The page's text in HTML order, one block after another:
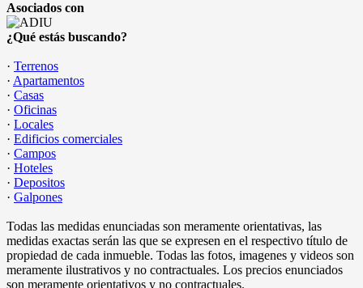
Asociados con
¿Qué estás buscando?
· Terrenos
· Apartamentos
· Casas
· Oficinas
· Locales
· Edificios comerciales
· Campos
· Hoteles
· Depositos
· Galpones
Todas las medidas enunciadas son meramente orientativas, las
medidas exactas serán las que se expresen en el respectivo título de
propiedad de cada inmueble. Todas las fotos, imagenes y videos son
meramente ilustrativos y no contractuales. Los precios enunciados
son meramente orientativos y no contractuales.